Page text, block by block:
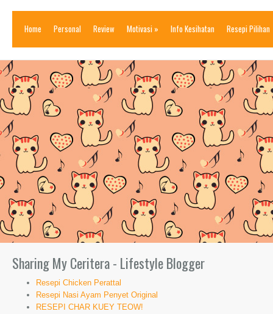
Home Personal Review Motivasi » Info Kesihatan Resepi Pilihan
Sharing My Ceritera - Lifestyle Blogger
Resepi Chicken Perattal
Resepi Nasi Ayam Penyet Original
RESEPI CHAR KUEY TEOW!